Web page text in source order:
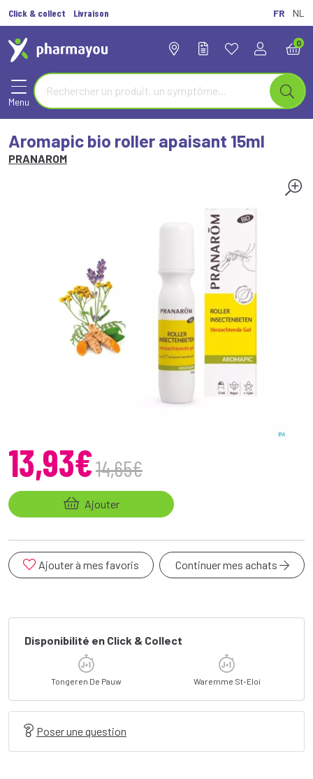
Click & collect Livraison FR NL
0
Menu
Aromapic bio roller apaisant 15ml
PRANAROM
13,93€14,65€
Ajouter
Ajouter à mes favoris Continuer mes achats
Disponibilité en Click & Collect
Tongeren De Pauw Waremme St-Eloi
Poser une question